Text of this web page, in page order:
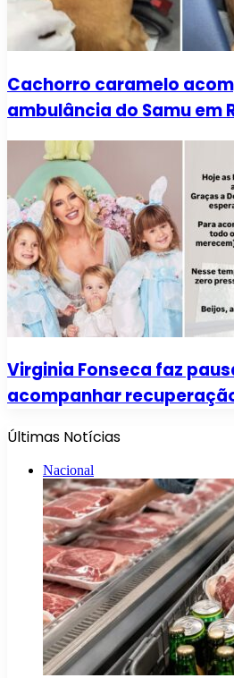
Cachorro caramelo
ambulância do Samu em
Virginia Fonseca faz
acompanhar
Últimas Notícias
Nacional